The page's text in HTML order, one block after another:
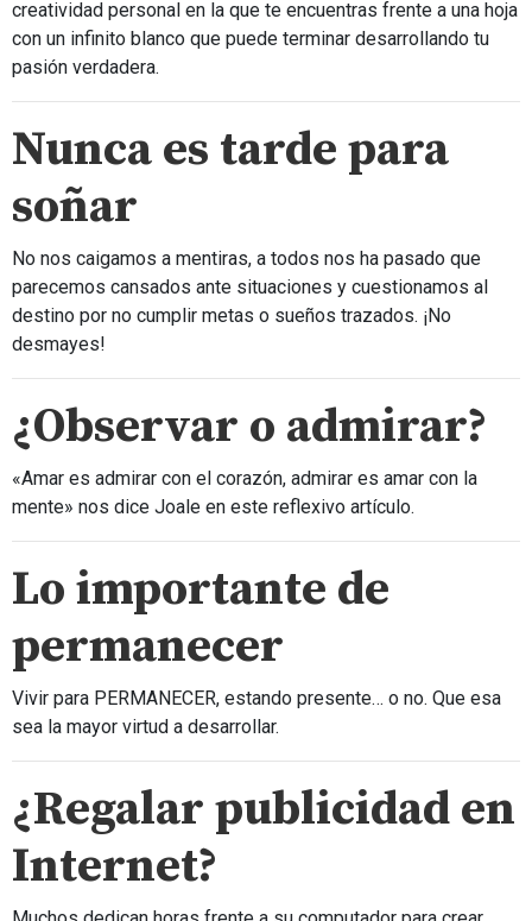
creatividad personal en la que te encuentras frente a una hoja
con un infinito blanco que puede terminar desarrollando tu
pasión verdadera.
Nunca es tarde para
soñar
No nos caigamos a mentiras, a todos nos ha pasado que
parecemos cansados ante situaciones y cuestionamos al
destino por no cumplir metas o sueños trazados. ¡No
desmayes!
¿Observar o admirar?
«Amar es admirar con el corazón, admirar es amar con la
mente» nos dice Joale en este reflexivo artículo.
Lo importante de
permanecer
Vivir para PERMANECER, estando presente… o no. Que esa
sea la mayor virtud a desarrollar.
¿Regalar publicidad en
Internet?